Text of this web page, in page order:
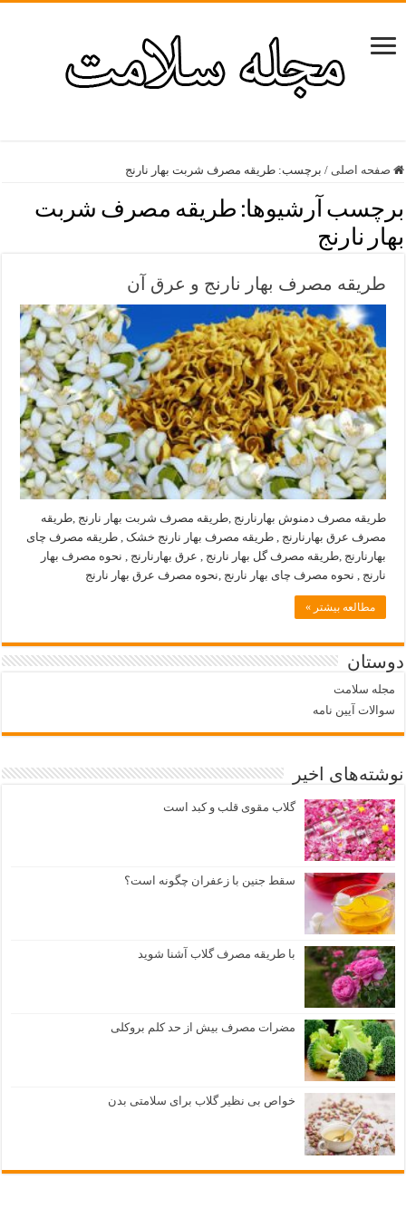
صفحه اصلی / برچسب:طریقه مصرف شربت بهار نارنج
برچسب آرشیوها: طریقه مصرف شربت
بهار نارنج
طریقه مصرف بهار نارنج و عرق آن
طریقه مصرف دمنوش بهارنارنج ,طریقه مصرف شربت بهار نارنج ,طریقه
مصرف عرق بهارنارنج , طریقه مصرف بهار نارنج خشک , طریقه مصرف چای
بهارنارنج ,طریقه مصرف گل بهار نارنج , عرق بهارنارنج , نحوه مصرف بهار
نارنج , نحوه مصرف چای بهار نارنج ,نحوه مصرف عرق بهار نارنج
مطالعه بیشتر »
دوستان
مجله سلامت
سوالات آیین نامه
نوشته‌های اخیر
گلاب مقوی قلب و کبد است
سقط جنین با زعفران چگونه است؟
با طریقه مصرف گلاب آشنا شوید
مضرات مصرف بیش از حد کلم بروکلی
خواص بی نظیر گلاب برای سلامتی بدن